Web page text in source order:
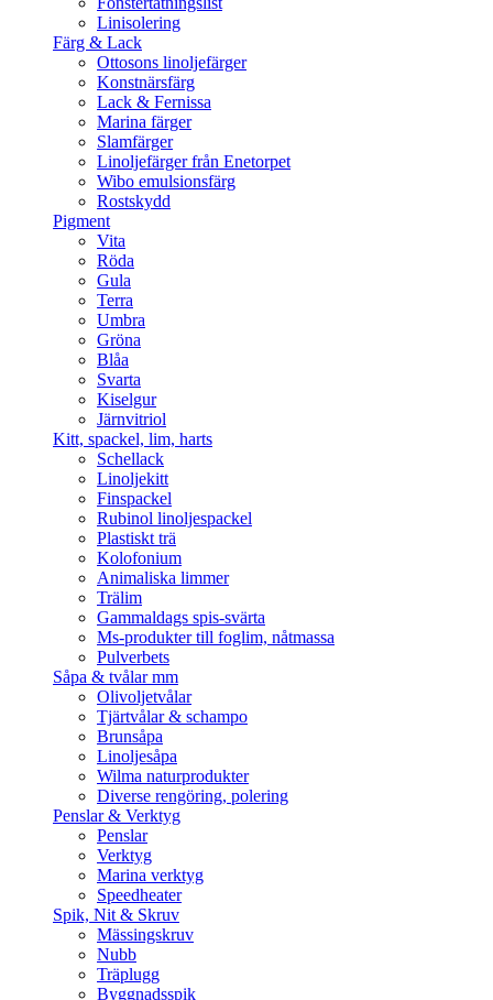
Linisolering
Färg & Lack
Ottosons linoljefärger
Konstnärsfärg
Lack & Fernissa
Marina färger
Slamfärger
Linoljefärger från Enetorpet
Wibo emulsionsfärg
Rostskydd
Pigment
Vita
Röda
Gula
Terra
Umbra
Gröna
Blåa
Svarta
Kiselgur
Järnvitriol
Kitt, spackel, lim, harts
Schellack
Linoljekitt
Finspackel
Rubinol linoljespackel
Plastiskt trä
Kolofonium
Animaliska limmer
Trälim
Gammaldags spis-svärta
Ms-produkter till foglim, nåtmassa
Pulverbets
Såpa & tvålar mm
Olivoljetvålar
Tjärtvålar & schampo
Brunsåpa
Linoljesåpa
Wilma naturprodukter
Diverse rengöring, polering
Penslar & Verktyg
Penslar
Verktyg
Marina verktyg
Speedheater
Spik, Nit & Skruv
Mässingskruv
Nubb
Träplugg
Byggnadsspik